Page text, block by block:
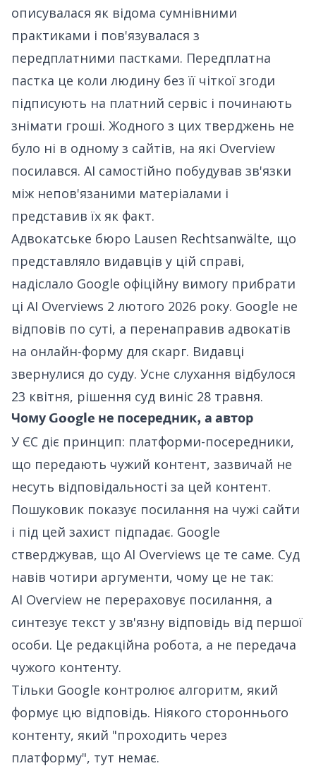
описувалася як відома сумнівними
практиками і пов'язувалася з
передплатними пастками. Передплатна
пастка це коли людину без її чіткої згоди
підписують на платний сервіс і починають
знімати гроші. Жодного з цих тверджень не
було ні в одному з сайтів, на які Overview
посилався. AI самостійно побудував зв'язки
між непов'язаними матеріалами і
представив їх як факт.
Адвокатське бюро Lausen Rechtsanwälte, що
представляло видавців у цій справі,
надіслало Google офіційну вимогу прибрати
ці AI Overviews 2 лютого 2026 року. Google не
відповів по суті, а перенаправив адвокатів
на онлайн-форму для скарг. Видавці
звернулися до суду. Усне слухання відбулося
23 квітня, рішення суд виніс 28 травня.
Чому Google не посередник, а автор
У ЄС діє принцип: платформи-посередники,
що передають чужий контент, зазвичай не
несуть відповідальності за цей контент.
Пошуковик показує посилання на чужі сайти
і під цей захист підпадає. Google
стверджував, що AI Overviews це те саме. Суд
навів чотири аргументи, чому це не так:
AI Overview не перераховує посилання, а
синтезує текст у зв'язну відповідь від першої
особи. Це редакційна робота, а не передача
чужого контенту.
Тільки Google контролює алгоритм, який
формує цю відповідь. Ніякого стороннього
контенту, який "проходить через
платформу", тут немає.